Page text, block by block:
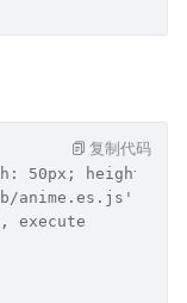
50px; height:
anime.es.js'
execute
复制代码